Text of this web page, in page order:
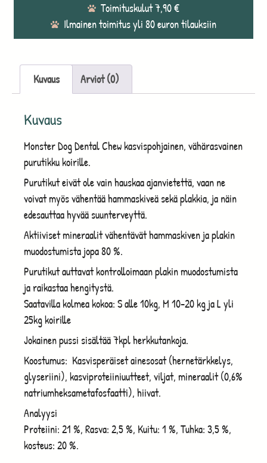
Toimituskulut 7,90 €
Ilmainen toimitus yli 80 euron tilauksiin
Kuvaus Arviot (0)
Kuvaus
Monster Dog Dental Chew kasvispohjainen, vähärasvainen
purutikku koirille.
Purutikut eivät ole vain hauskaa ajanvietettä, vaan ne
voivat myös vähentää hammaskiveä sekä plakkia, ja näin
edesauttaa hyvää suunterveyttä.
Aktiiviset mineraalit vähentävät hammaskiven ja plakin
muodostumista jopa 80 %.
Purutikut auttavat kontrolloimaan plakin muodostumista
ja raikastaa hengitystä.
Saatavilla kolmea kokoa: S alle 10kg, M 10-20 kg ja L yli
25kg koirille
Jokainen pussi sisältää 7kpl herkkutankoja.
Koostumus: Kasvisperäiset ainesosat (hernetärkkelys,
glyseriini), kasviproteiiniuutteet, viljat, mineraalit (0,6%
natriumheksametafosfaatti), hiivat.
Analyysi
Proteiini: 21 %, Rasva: 2,5 %, Kuitu: 1 %, Tuhka: 3,5 %,
kosteus: 20 %.